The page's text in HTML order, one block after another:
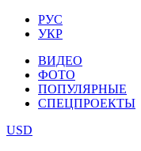
РУС
УКР
ВИДЕО
ФОТО
ПОПУЛЯРНЫЕ
СПЕЦПРОЕКТЫ
USD